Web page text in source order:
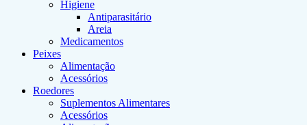
Higiene
Antiparasitário
Areia
Medicamentos
Peixes
Alimentação
Acessórios
Roedores
Suplementos Alimentares
Acessórios